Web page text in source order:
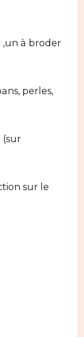
,un à broder
perles,
(sur
sur le